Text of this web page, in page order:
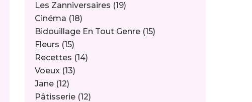
Les Zanniversaires (19)
Cinéma (18)
Bidouillage En Tout Genre (15)
Fleurs (15)
Recettes (14)
Voeux (13)
Jane (12)
Pâtisserie (12)